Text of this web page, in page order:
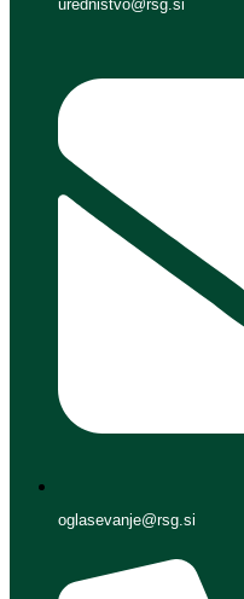
urednistvo@rsg.si
oglasevanje@rsg.si